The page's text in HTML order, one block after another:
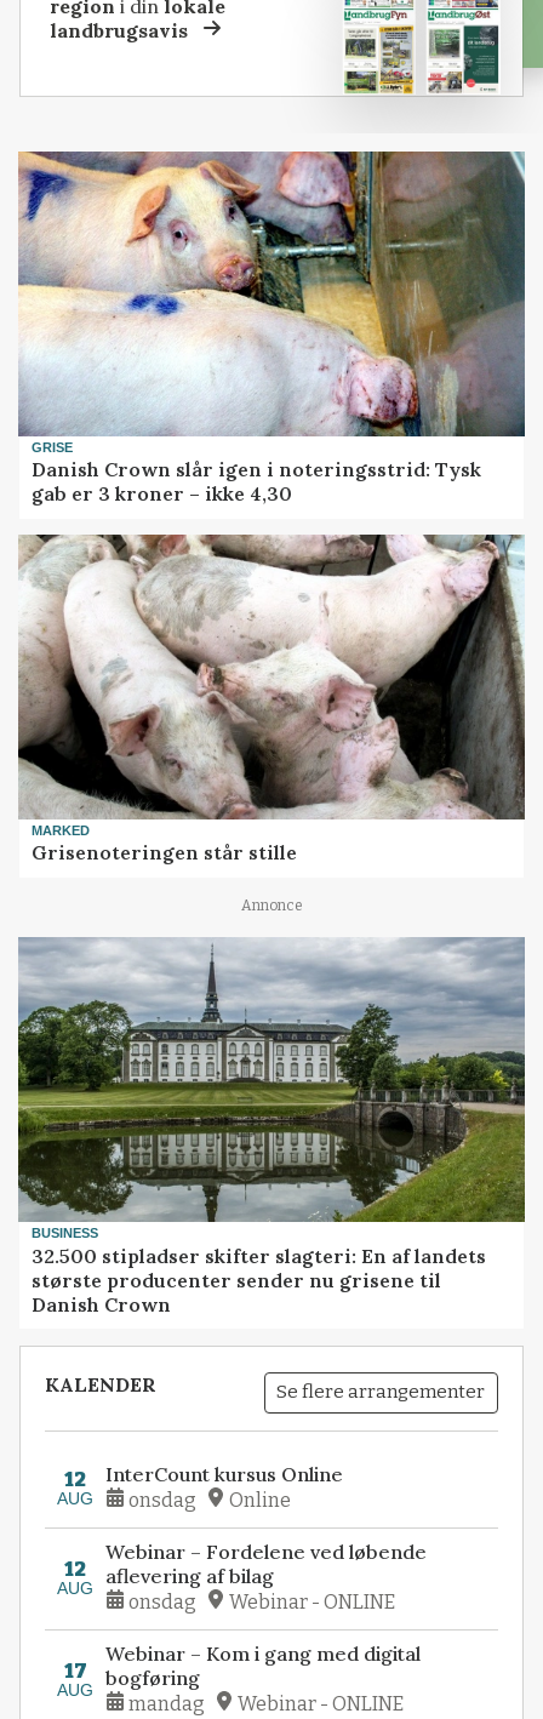
region i dinlokale
landbrugsavis
GRISE
Danish Crown slår igen i noteringsstrid: Tysk
gab er 3 kroner – ikke 4,30
MARKED
Grisenoteringen står stille
Annonce
BUSINESS
32.500 stipladser skifter slagteri: En af landets
største producenter sender nu grisene til
Danish Crown
KALENDER Se flere arrangementer
12
AUG
InterCount kursus Online
onsdag Online
12
AUG
Webinar – Fordelene ved løbende
aflevering af bilag
onsdag Webinar - ONLINE
17
AUG
Webinar – Kom i gang med digital
bogføring
mandag Webinar - ONLINE